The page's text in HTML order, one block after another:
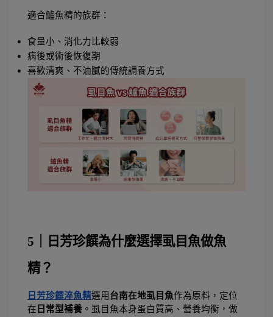
適合鱸魚精的族群：
食量小、消化力比較弱
病後或術後恢復期
喜歡清爽、不油膩的傳統調養方式
5｜日芳珍饌為什麼選擇虱目魚做魚
精？
日芳珍饌淬魚精選用 台南在地虱目魚作為原料，定位
在 日常型補養 。虱目魚本身蛋白質高、營養均衡，做